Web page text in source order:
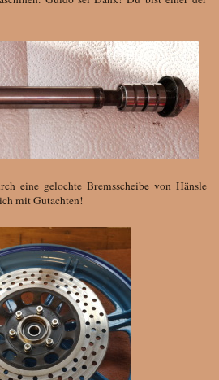
eine gelochte Bremsscheibe von Hänsle
mit Gutachten!